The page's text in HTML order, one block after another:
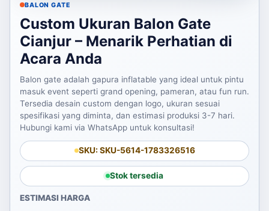
BALON GATE
Custom Ukuran Balon Gate
Cianjur – Menarik Perhatian di
Acara Anda
Balon gate adalah gapura inflatable yang ideal untuk pintu
masuk event seperti grand opening, pameran, atau fun run.
Tersedia desain custom dengan logo, ukuran sesuai
spesifikasi yang diminta, dan estimasi produksi 3-7 hari.
Hubungi kami via WhatsApp untuk konsultasi!
SKU: SKU-5614-1783326516
Stok tersedia
ESTIMASI HARGA